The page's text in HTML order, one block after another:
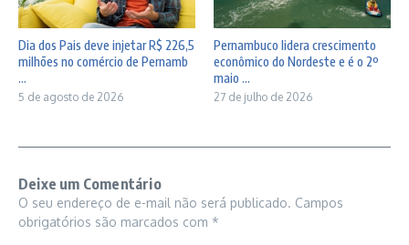
Dia dos Pais deve injetar R$ 226,5
milhões no comércio de Pernamb
...
5 de agosto de 2026
Pernambuco lidera crescimento
econômico do Nordeste e é o 2º
maio ...
27 de julho de 2026
Deixe um Comentário
O seu endereço de e-mail não será publicado. Campos
obrigatórios são marcados com *